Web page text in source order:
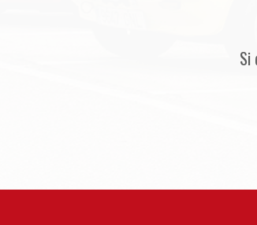
Si